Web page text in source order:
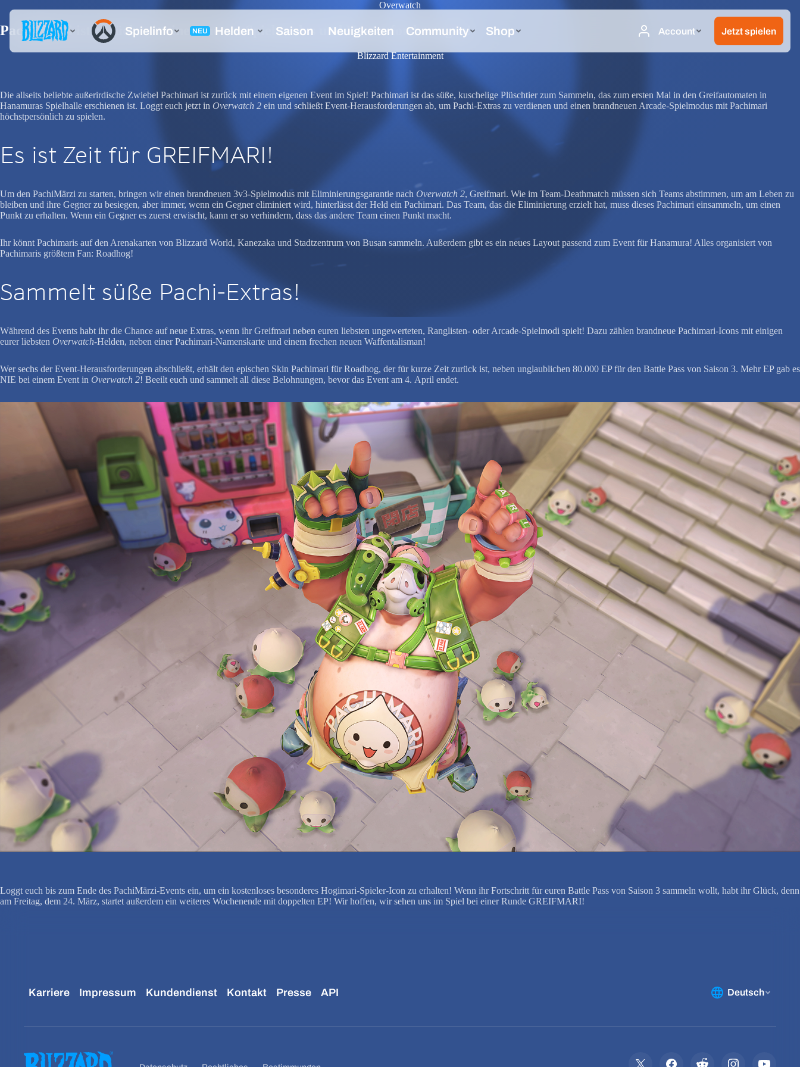
Overwatch
PachiMärzi ist zurück mit einem neuen Spielmodus und Herausforderungen!
Blizzard Entertainment
Die allseits beliebte außerirdische Zwiebel Pachimari ist zurück mit einem eigenen Event im Spiel! Pachimari ist das süße, kuschelige Plüschtier zum Sammeln, das zum ersten Mal in den Greifautomaten in
Hanamuras Spielhalle erschienen ist. Loggt euch jetzt in Overwatch 2 ein und schließt Event-Herausforderungen ab, um Pachi-Extras zu verdienen und einen brandneuen Arcade-Spielmodus mit Pachimari
höchstpersönlich zu spielen.
Es ist Zeit für GREIFMARI!
Um den PachiMärzi zu starten, bringen wir einen brandneuen 3v3-Spielmodus mit Eliminierungsgarantie nach Overwatch 2, Greifmari. Wie im Team-Deathmatch müssen sich Teams abstimmen, um am Leben zu
bleiben und ihre Gegner zu besiegen, aber immer, wenn ein Gegner eliminiert wird, hinterlässt der Held ein Pachimari. Das Team, das die Eliminierung erzielt hat, muss dieses Pachimari einsammeln, um einen
Punkt zu erhalten. Wenn ein Gegner es zuerst erwischt, kann er so verhindern, dass das andere Team einen Punkt macht.
Ihr könnt Pachimaris auf den Arenakarten von Blizzard World, Kanezaka und Stadtzentrum von Busan sammeln. Außerdem gibt es ein neues Layout passend zum Event für Hanamura! Alles organisiert von
Pachimaris größtem Fan: Roadhog!
Sammelt süße Pachi-Extras!
Während des Events habt ihr die Chance auf neue Extras, wenn ihr Greifmari neben euren liebsten ungewerteten, Ranglisten- oder Arcade-Spielmodi spielt! Dazu zählen brandneue Pachimari-Icons mit einigen
eurer liebsten Overwatch-Helden, neben einer Pachimari-Namenskarte und einem frechen neuen Waffentalisman!
Wer sechs der Event-Herausforderungen abschließt, erhält den epischen Skin Pachimari für Roadhog, der für kurze Zeit zurück ist, neben unglaublichen 80.000 EP für den Battle Pass von Saison 3. Mehr EP gab es
NIE bei einem Event in Overwatch 2! Beeilt euch und sammelt all diese Belohnungen, bevor das Event am 4. April endet.
Loggt euch bis zum Ende des PachiMärzi-Events ein, um ein kostenloses besonderes Hogimari-Spieler-Icon zu erhalten! Wenn ihr Fortschritt für euren Battle Pass von Saison 3 sammeln wollt, habt ihr Glück, denn
am Freitag, dem 24. März, startet außerdem ein weiteres Wochenende mit doppelten EP! Wir hoffen, wir sehen uns im Spiel bei einer Runde GREIFMARI!